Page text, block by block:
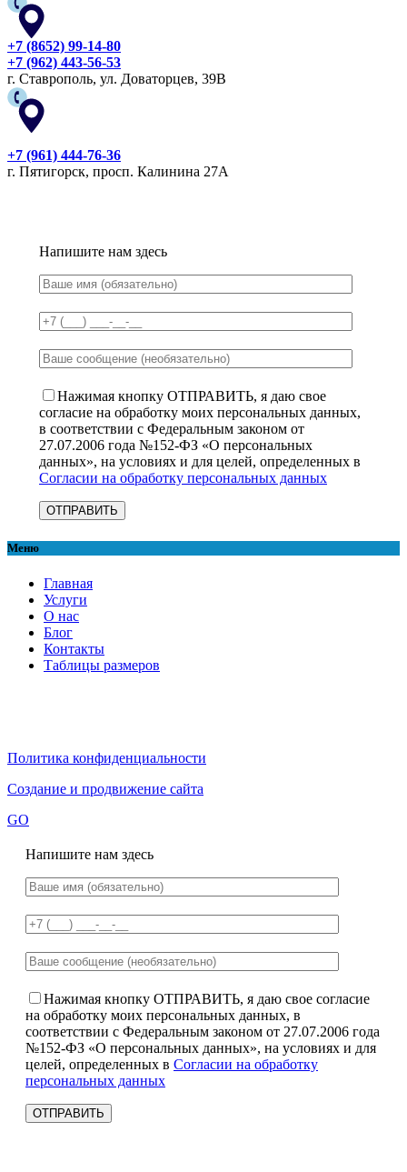
+7 (8652) 99-14-80
+7 (962) 443-56-53
г. Ставрополь, ул. Доваторцев, 39В
+7 (961) 444-76-36
г. Пятигорск, просп. Калинина 27А
Напишите нам здесь
Нажимая кнопку ОТПРАВИТЬ, я даю свое
согласие на обработку моих персональных данных,
в соответствии с Федеральным законом от
27.07.2006 года №152-ФЗ «О персональных
данных», на условиях и для целей, определенных в
Согласии на обработку персональных данных
Меню
Главная
Услуги
О нас
Блог
Контакты
Таблицы размеров
Политика конфиденциальности
Создание и продвижение сайта
GO
Напишите нам здесь
Нажимая кнопку ОТПРАВИТЬ, я даю свое согласие
на обработку моих персональных данных, в
соответствии с Федеральным законом от 27.07.2006 года
№152-ФЗ «О персональных данных», на условиях и для
целей, определенных в Согласии на обработку
персональных данных